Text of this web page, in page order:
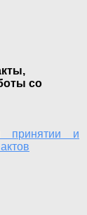
со
принятии и